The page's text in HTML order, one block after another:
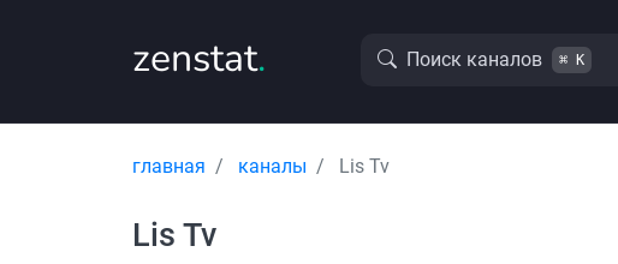
zenstat. Поиск каналов ⌘ K
главная каналы Lis Tv
Lis Tv